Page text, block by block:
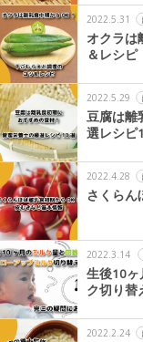
2022.5.31
オクラは
＆レシピ
2022.5.29
豆腐は離
選レシピ
2022.4.28
さくらん
2022.3.14
生後10ヶ
ク切り替
2022.2.24